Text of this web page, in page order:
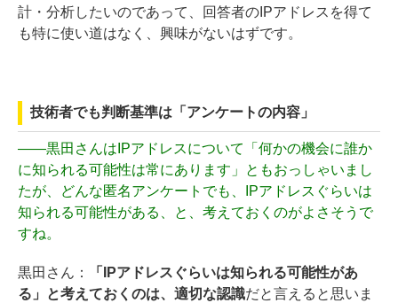
計・分析したいのであって、回答者のIPアドレスを得て
も特に使い道はなく、興味がないはずです。
技術者でも判断基準は「アンケートの内容」
――黒田さんはIPアドレスについて「何かの機会に誰か
に知られる可能性は常にあります」ともおっしゃいまし
たが、どんな匿名アンケートでも、IPアドレスぐらいは
知られる可能性がある、と、考えておくのがよさそうで
すね。
黒田さん：
「IPアドレスぐらいは知られる可能性があ
る」と考えておくのは、適切な認識だと言えると思いま